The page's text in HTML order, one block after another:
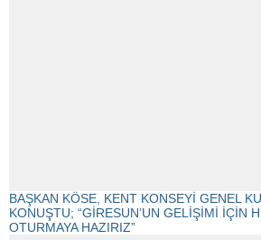
BAŞKAN KÖSE, KENT KONSEYİ GENEL
KONUŞTU; “GİRESUN’UN GELİŞİMİ İÇİN
OTURMAYA HAZIRIZ”